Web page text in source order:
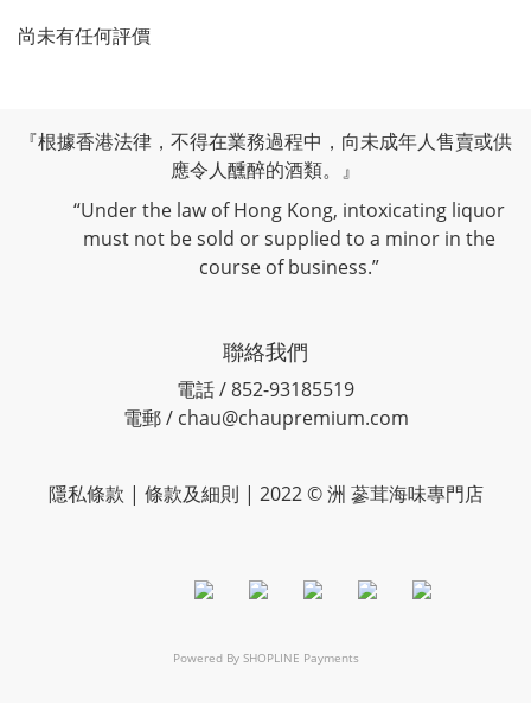
尚未有任何評價
『根據香港法律，不得在業務過程中，向未成年人售賣或供
應令人醺醉的酒類。』
“Under the law of Hong Kong, intoxicating liquor
must not be sold or supplied to a minor in the
course of business.”
聯絡我們
電話 / 852-93185519
電郵 / chau@chaupremium.com
隱私條款 | 條款及細則 | 2022 © 洲 蔘茸海味專門店
Powered By SHOPLINE Payments